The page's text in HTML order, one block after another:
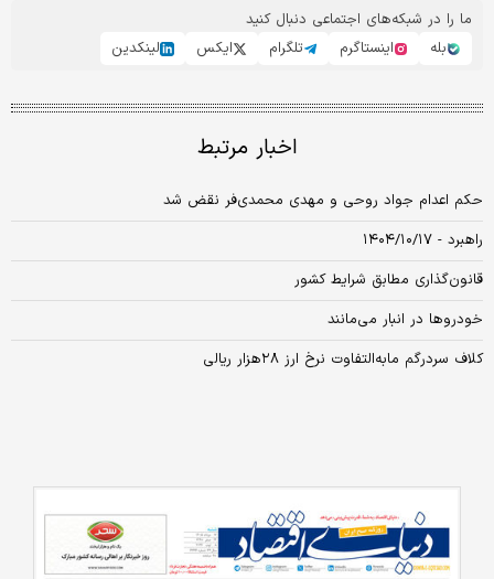
ما را در شبکه‌های اجتماعی دنبال کنید
بله
اینستاگرم تلگرام ایکس لینکدین
اخبار مرتبط
حکم اعدام جواد روحی و مهدی محمدی‌فر نقض شد
راهبرد - ۱۴۰۴/۱۰/۱۷
قانون‌گذاری مطابق شرایط کشور
خودروها در انبار می‌مانند
کلاف سردرگم ما‌به‌التفاوت نرخ ارز ۲۸هزار ریالی